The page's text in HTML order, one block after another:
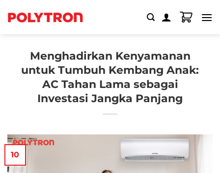
Menghadirkan Kenyamanan
untuk Tumbuh Kembang Anak:
AC Tahan Lama sebagai
Investasi Jangka Panjang
10